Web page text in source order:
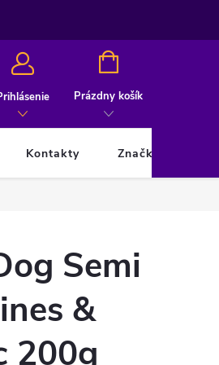
NÁKUPNÝ
Prázdny košík
Kontakty Značky
Semi
&
200g